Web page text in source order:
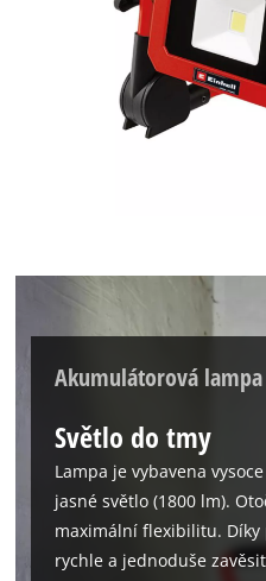
Akumulátorová lampa
Světlo do tmy
Lampa je vybavena
jasné světlo (1800 lm).
maximální flexibilitu.
rychle a jednoduše